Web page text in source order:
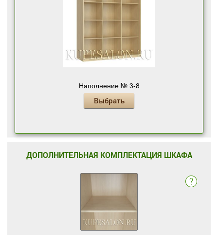
Наполнение № 3-8
Выбрать
ДОПОЛНИТЕЛЬНАЯ КОМПЛЕКТАЦИЯ ШКАФА